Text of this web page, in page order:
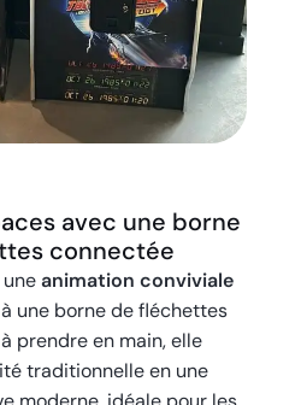
avec une borne
connectée
animation conviviale
une borne de fléchettes
prendre en main, elle
traditionnelle en une